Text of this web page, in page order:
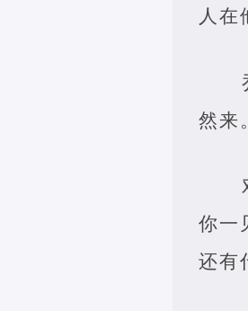
人在
然来
你一
还有